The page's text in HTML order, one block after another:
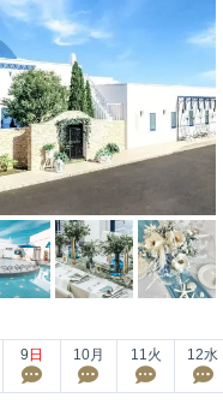
9 日 10月 11火 12水